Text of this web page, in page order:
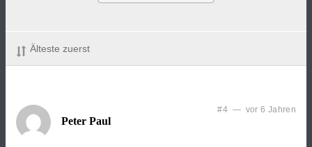
Älteste zuerst
Peter Paul
#4 — vor 6 Jahren